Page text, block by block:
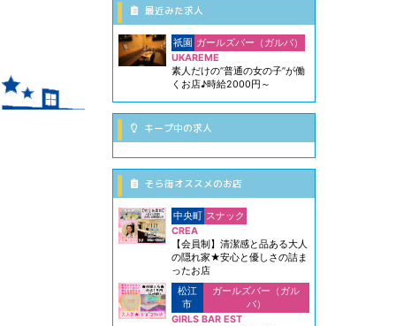
最近みた求人
祇園 ガールズバー（ガルバ）
UKAREME
素人だけの”普通の女の子”が働
くお店♪時給2000円～
キープ中の求人
そら街オススメのお店
中央町 スナック
CREA
【会員制】清潔感と品ある大人
の隠れ家★安心と優しさの詰ま
ったお店
松江
市
ガールズバー（ガル
バ）
GIRLS BAR EST